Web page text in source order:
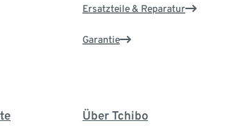
Ersatzteile & Reparatur
Garantie
Über Tchibo